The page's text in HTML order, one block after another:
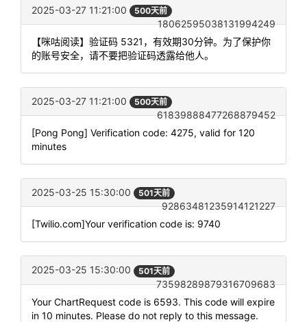
2025-03-27 11:21:00 500天前
18062595038131994249
【咪咕阅读】验证码 5321，有效期30分钟。为了保护你
的账号安全，请不要把验证码透露给他人。
2025-03-27 11:21:00 500天前
61839888477268879452
[Pong Pong] Verification code: 4275, valid for 120
minutes
2025-03-25 15:30:00 501天前
92863481235914121227
[Twilio.com]Your verification code is: 9740
2025-03-25 15:30:00 501天前
73598289879316709683
Your ChartRequest code is 6593. This code will expire
in 10 minutes. Please do not reply to this message.